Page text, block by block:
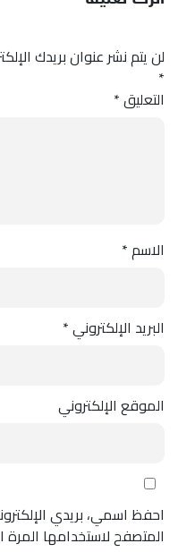
لن يتم نشر عنوان بريدك
*
التعليق*
الاسم*
البريد الإلكتروني*
الموقع الإلكتروني
احفظ اسمي، بريدي
المتصفح لاستخدامها